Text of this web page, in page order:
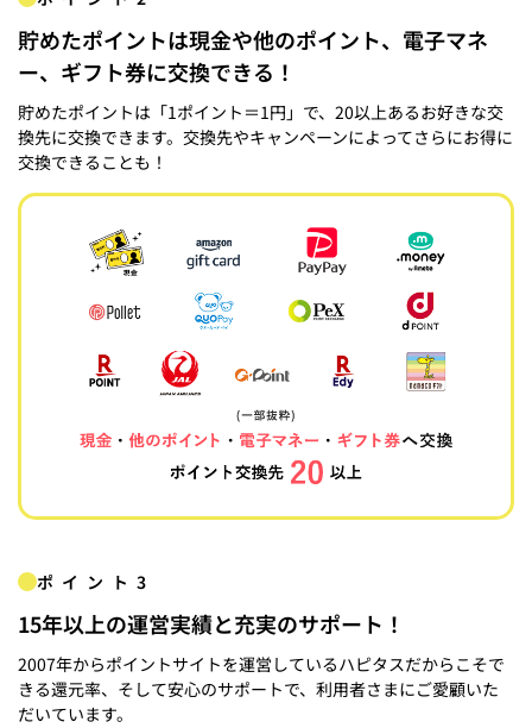
貯めたポイントは現金や他のポイント、電子マネ
ー、ギフト券に交換できる！
貯めたポイントは「1ポイント＝1円」で、20以上あるお好きな交
換先に交換できます。交換先やキャンペーンによってさらにお得に
交換できることも！
ポイント3
15年以上の運営実績と充実のサポート！
2007年からポイントサイトを運営しているハピタスだからこそで
きる還元率、そして安心のサポートで、利用者さまにご愛顧いた
だいています。